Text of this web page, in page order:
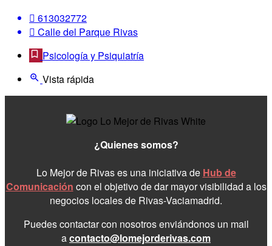
613032772
Calle del Parque Rivas
Psicología y Psiquiatría
Vista rápida
¿Quienes somos?
Lo Mejor de Rivas es una iniciativa de Hub de
Comunicación con el objetivo de dar mayor visibilidad a los
negocios locales de Rivas-Vaciamadrid.
Puedes contactar con nosotros enviándonos un mail
acontacto@lomejorderivas.com